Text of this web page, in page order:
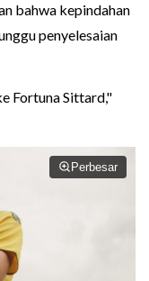
bahwa kepindahan
penyelesaian
Fortuna Sittard,"
Perbesar